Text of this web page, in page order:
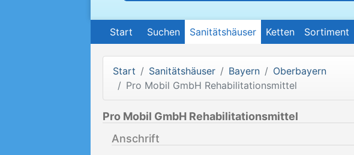
Start Suchen Sanitätshäuser Ketten Sortiment
Start Sanitätshäuser Bayern
Oberbayern
Pro Mobil GmbH Rehabilitationsmittel
Pro Mobil GmbH Rehabilitationsmittel
Anschrift